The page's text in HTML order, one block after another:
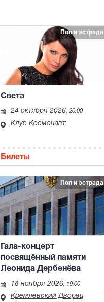
Поп и эстрада
Света
24 октября 2026, 20:00
Клуб Космонавт
Билеты
Поп и эстрада
Гала-концерт
посвящённый памяти
Леонида Дербенёва
18 ноября 2026, 19:00
Кремлевский Дворец